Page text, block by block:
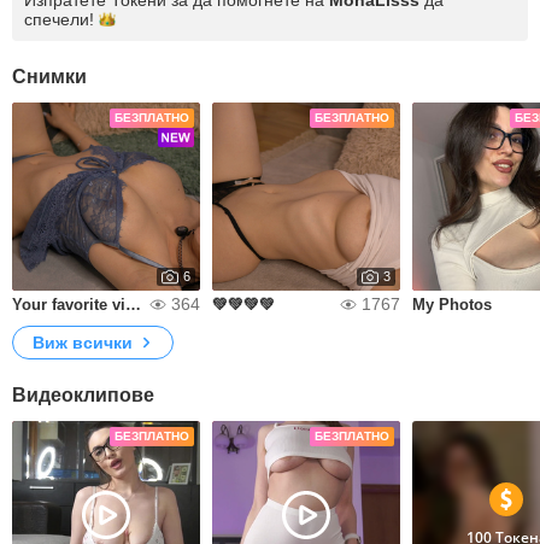
спечели!
Снимки
БЕЗПЛАТНО
6
Your favorite view. 🖤 364
БЕЗПЛАТНО
3
💚💚💚💚 1767 My Photos
Виж всички
Видеоклипове
БЕЗПЛАТНО БЕЗПЛАТНО
100